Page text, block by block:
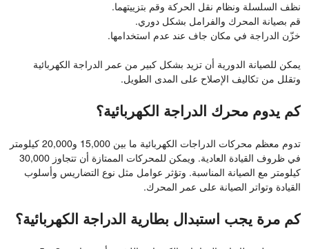
نظف السلسلة ونظام نقل الحركة وقم بتزييتهما.
قم بصيانة المحرك والفرامل بشكل دوري.
خزّن الدراجة في مكان جاف عند عدم استخدامها.
يمكن للصيانة الدورية أن تزيد بشكل كبير من عمر الدراجة الكهربائية
وتقلل من تكاليف الإصلاح على المدى الطويل.
كم يدوم محرك الدراجة الكهربائية؟
تدوم معظم محركات الدراجات الكهربائية ما بين 15,000 و20,000 كيلومتر
في ظروف القيادة العادية. ويمكن للمحركات الممتازة أن تتجاوز 30,000
كيلومتر مع الصيانة المناسبة. وتؤثر عوامل مثل نوع التضاريس وأسلوب
القيادة وتواتر الصيانة على عمر المحرك.
كم مرة يجب استبدال بطارية الدراجة الكهربائية؟